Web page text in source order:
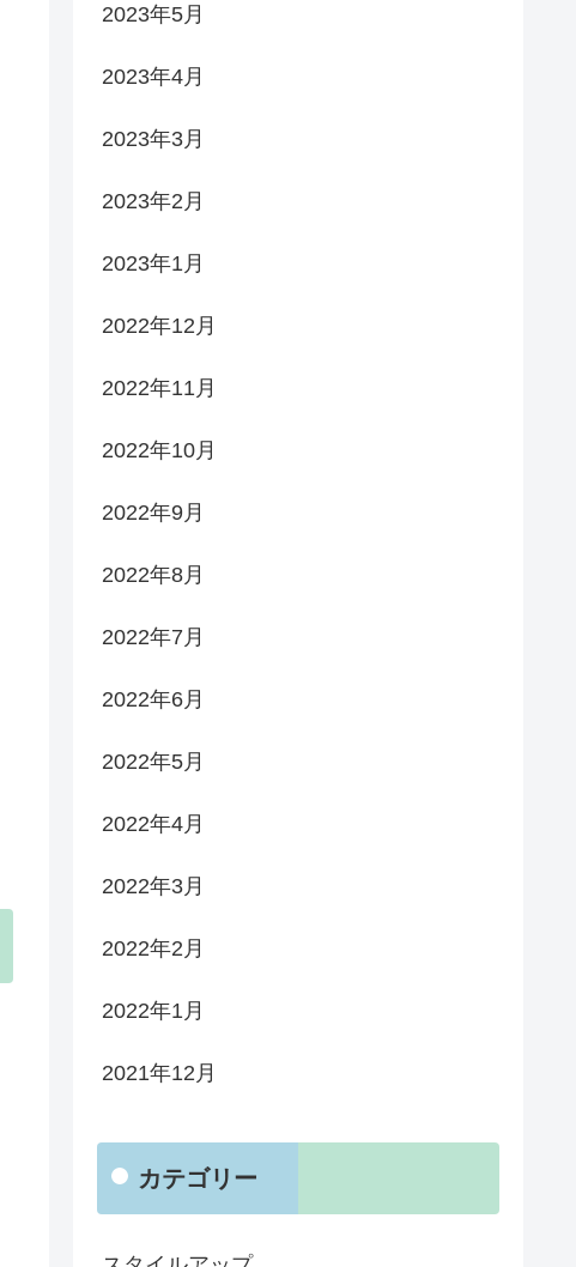
2023年5月
2023年4月
2023年3月
2023年2月
2023年1月
2022年12月
2022年11月
2022年10月
2022年9月
2022年8月
2022年7月
2022年6月
2022年5月
2022年4月
2022年3月
2022年2月
2022年1月
2021年12月
カテゴリー